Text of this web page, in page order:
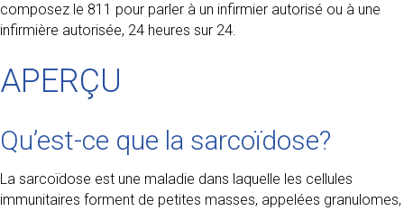
composez le 811 pour parler à un infirmier autorisé ou à une
infirmière autorisée, 24 heures sur 24.
APERÇU
Qu’est-ce que la sarcoïdose?
La sarcoïdose est une maladie dans laquelle les cellules
immunitaires forment de petites masses, appelées granulomes,